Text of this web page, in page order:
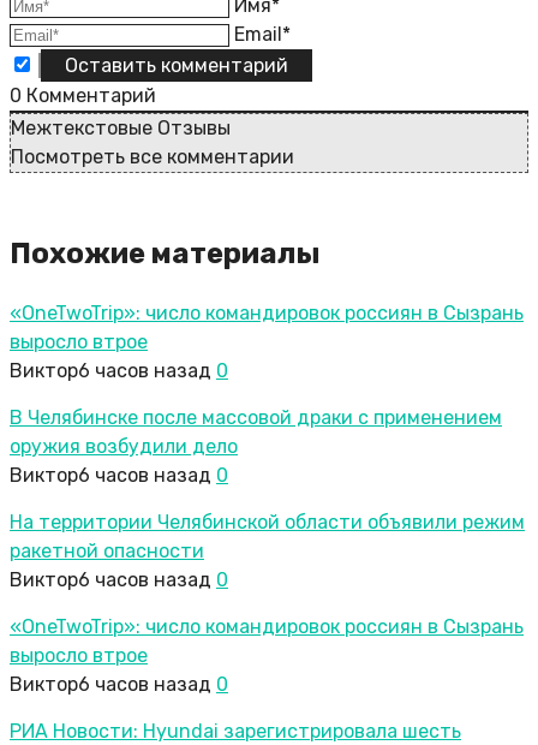
Имя*
Email*
0 Комментарий
Межтекстовые Отзывы
Посмотреть все комментарии
Похожие материалы
«OneTwoTrip»: число командировок россиян в Сызрань
выросло втрое
Виктор6 часов назад 0
В Челябинске после массовой драки с применением
оружия возбудили дело
Виктор6 часов назад 0
На территории Челябинской области объявили режим
ракетной опасности
Виктор6 часов назад 0
«OneTwoTrip»: число командировок россиян в Сызрань
выросло втрое
Виктор6 часов назад 0
РИА Новости: Hyundai зарегистрировала шесть